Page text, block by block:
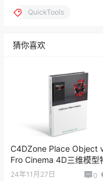
QuickTools
猜你喜欢
C4DZone Place Object
Fro Cinema 4D三维模型
放置插件
24年11月27日 0